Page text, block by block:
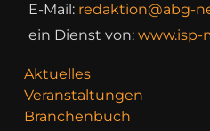
E-Mail: redaktion@abg-
ein Dienst von: www.isp-
Aktuelles
Veranstaltungen
Branchenbuch